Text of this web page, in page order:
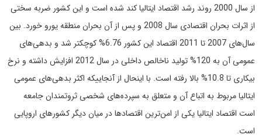
از سال 2000 روند رشد اقتصاد ایتالیا کند شده است و این کشور ضربه سختی
از اثرات بحران اقتصادی سال 2008 و پس از آن بحران منطقه یورو خورد. بین
سال‌های 2007 تا 2011 اقتصاد این کشور 6.76% کوچکتر شد و بدهی‌های
عمومی آن به 120% تولید ناخالص داخلی در سال 2012 افزایش داشته و نرخ
بیکاری تا 10.8% بالا رفته است. با اینحال از آنجاییکه اکثر بدهی‌های عمومی
ایتالیا مربوط به اتباع آن و متعلق به سپرده‌های شخصی ثروتمندان جامعه
است اقتصاد ایتالیا یکی از امن‌ترین اقتصادها در میان دیگر کشورهای اروپایی
است.